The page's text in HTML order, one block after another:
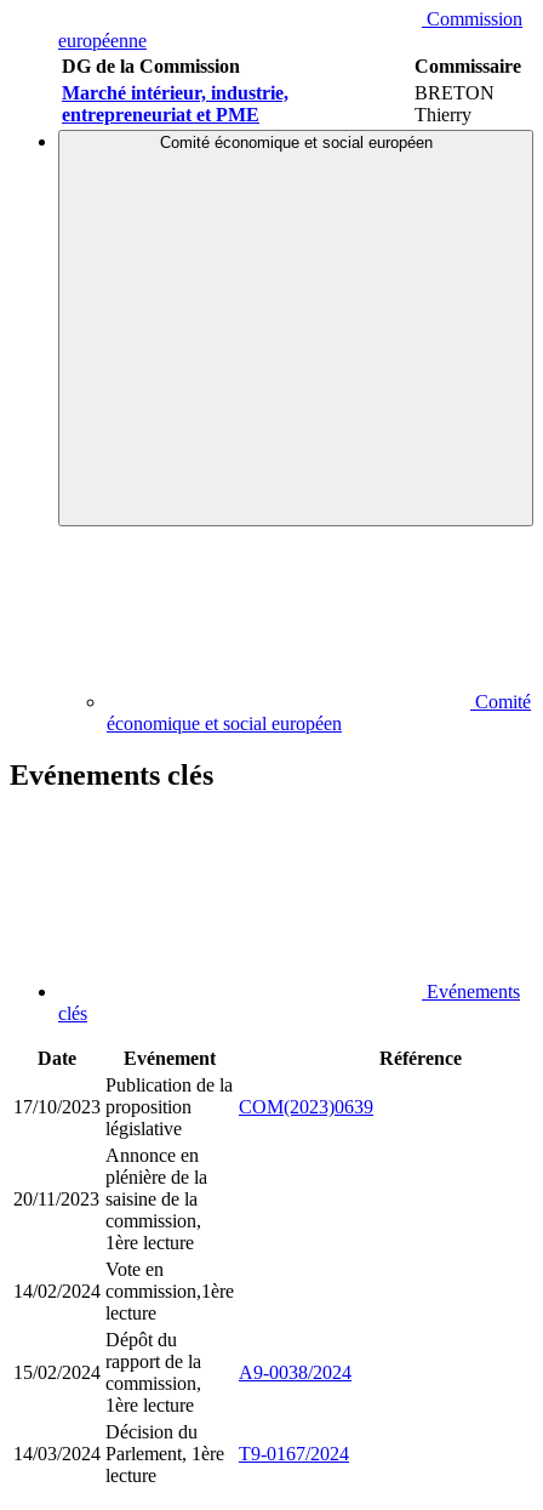
Commission
européenne
DG de la Commission
Commissaire
Marché intérieur, industrie,
entrepreneuriat et PME
BRETON
Thierry
Comité économique et social européen
Comité
économique et social européen
Evénements clés
Evénements
clés
Date Evénement Référence
17/10/2023
Publication de la
proposition
législative
COM(2023)0639
20/11/2023
Annonce en
plénière de la
saisine de la
commission,
1ère lecture
14/02/2024
Vote en
commission,1ère
lecture
15/02/2024
Dépôt du
rapport de la
commission,
1ère lecture
A9-0038/2024
14/03/2024
Décision du
Parlement, 1ère
lecture
T9-0167/2024